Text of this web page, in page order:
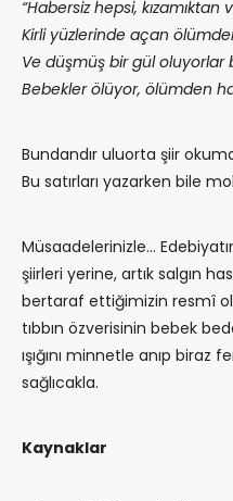
“Habersiz hepsi, kızamıktan
Kirli yüzlerinde açan
Ve düşmüş bir gül oluyorlar
Bebekler ölüyor, ölümden
Bundandır uluorta şiir
Bu satırları yazarken bile
Müsaadelerinizle…
şiirleri yerine, artık salgın
bertaraf ettiğimizin resmî
tıbbın özverisinin bebek
ışığını minnetle anıp biraz
sağlıcakla.
Kaynaklar